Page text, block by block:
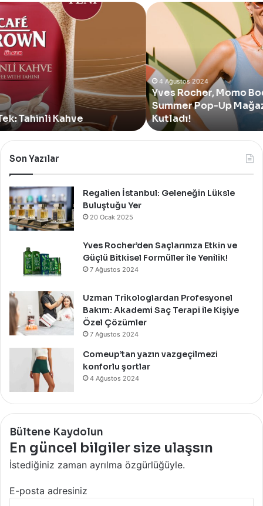
Yves
Rocher,
Momo
Bodrum’da
Yer
Alan
Yeni
Summer
Pop-
Up
Mağazasını
Özel
Bir
Kutladı!
4 Ağustos 2024
Yves Rocher, Momo Bodrum’da Yer Alan Yeni
Summer Pop-Up Mağazasını Özel Bir Davet İle
Kutladı!
Son Yazılar
Regalien İstanbul: Geleneğin Lüksle
Buluştuğu Yer
20 Ocak 2025
Yves Rocher’den Saçlarınıza Etkin ve
Güçlü Bitkisel Formüller ile Yenilik!
7 Ağustos 2024
Uzman Trikologlardan Profesyonel
Bakım: Akademi Saç Terapi ile Kişiye
Özel Çözümler
7 Ağustos 2024
Comeup’tan yazın vazgeçilmezi
konforlu şortlar
4 Ağustos 2024
Bültene Kaydolun
En güncel bilgiler size ulaşsın
İstediğiniz zaman ayrılma özgürlüğüyle.
E-posta adresiniz